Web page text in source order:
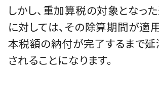
しかし、重加算税の対象となっ
に対しては、その除算期間が適
本税額の納付が完了するまで
されることになります。